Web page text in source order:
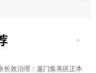
>
长效治理：厦门集美区正本